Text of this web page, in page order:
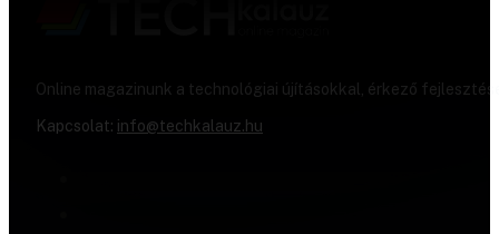
Online magazinunk a technológiai újításokkal, érkező
Kapcsolat: info@techkalauz.hu